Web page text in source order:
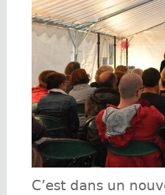
C’est dans un